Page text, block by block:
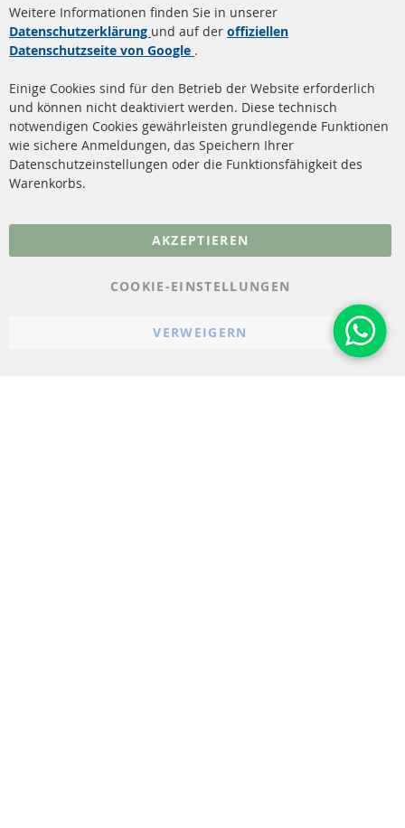
Dieselpartikelfilter (DPF)
Dieselpartikelfilter
Katalysator (KAT)
Sensoren
FAQ
Über uns
Versandkosten
Kontakt
Vertrag widerrufen
Weitere Informationen finden Sie in unserer
Datenschutzerklärung und auf der offiziellen
Datenschutzseite von Google .
Einige Cookies sind für den Betrieb der Website erforderlich
und können nicht deaktiviert werden. Diese technisch
notwendigen Cookies gewährleisten grundlegende Funktionen
wie sichere Anmeldungen, das Speichern Ihrer
Datenschutzeinstellungen oder die Funktionsfähigkeit des
Warenkorbs.
AKZEPTIEREN
COOKIE-EINSTELLUNGEN
VERWEIGERN